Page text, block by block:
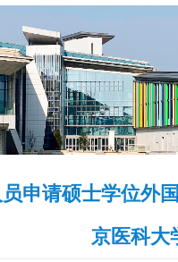
申请硕士学位外
京医科大